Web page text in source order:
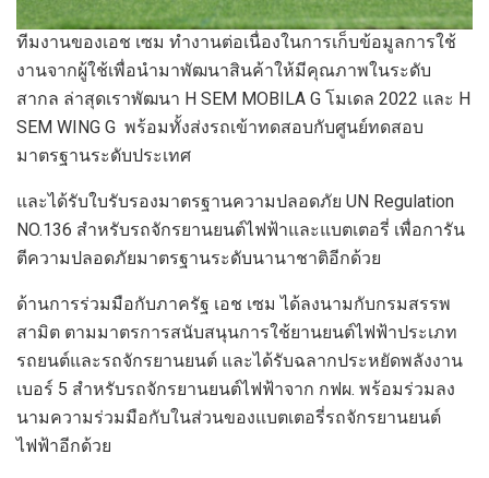
ทีมงานของเอช เซม ทำงานต่อเนื่องในการเก็บข้อมูลการใช้
งานจากผู้ใช้เพื่อนำมาพัฒนาสินค้าให้มีคุณภาพในระดับ
สากล ล่าสุดเราพัฒนา H SEM MOBILA G โมเดล 2022 และ H
SEM WING G พร้อมทั้งส่งรถเข้าทดสอบกับศูนย์ทดสอบ
มาตรฐานระดับประเทศ
และได้รับใบรับรองมาตรฐานความปลอดภัย UN Regulation
NO.136 สำหรับรถจักรยานยนต์ไฟฟ้าและแบตเตอรี่ เพื่อการัน
ตีความปลอดภัยมาตรฐานระดับนานาชาติอีกด้วย
ด้านการร่วมมือกับภาครัฐ เอช เซม ได้ลงนามกับกรมสรรพ
สามิต ตามมาตรการสนับสนุนการใช้ยานยนต์ไฟฟ้าประเภท
รถยนต์และรถจักรยานยนต์ และได้รับฉลากประหยัดพลังงาน
เบอร์ 5 สำหรับรถจักรยานยนต์ไฟฟ้าจาก กฟผ. พร้อมร่วมลง
นามความร่วมมือกับในส่วนของแบตเตอรี่รถจักรยานยนต์
ไฟฟ้าอีกด้วย